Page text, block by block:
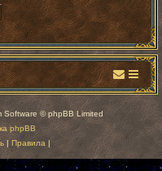
Software © phpBB Limited
phpBB
| Правила |